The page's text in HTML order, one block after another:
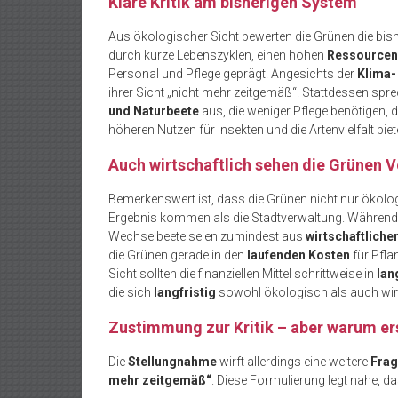
Aus ökologischer Sicht bewerten die Grünen die
durch kurze Lebenszyklen, einen hohen
Personal und Pflege geprägt. Angesichts der
ihrer Sicht „nicht mehr zeitgemäß“. Stattdessen
und Naturbeete aus, die weniger Pflege benötigen,
höheren Nutzen für Insekten und die Artenvielfalt
Auch wirtschaftlich sehen die Grünen
Bemerkenswert ist, dass die Grünen nicht nur
Ergebnis kommen als die Stadtverwaltung.
Wechselbeete seien zumindest aus wirtschaftlicher
die Grünen gerade in den laufenden Kosten für
Sicht sollten die finanziellen Mittel schrittweise in
die sich langfristig sowohl ökologisch als auch
Zustimmung zur Kritik – aber warum
DieStellungnahmewirft allerdings eine weitere
mehr zeitgemäß“. Diese Formulierung legt nahe,